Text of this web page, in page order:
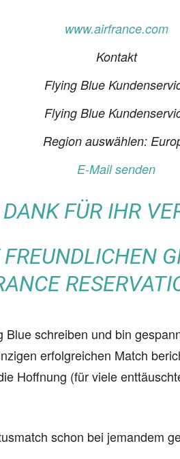
www.airfrance.com
Kontakt
Flying Blue
Flying Blue
Region auswählen:
E-Mail senden
FÜR IHR
Blue schreiben und bin
erfolgreichen Match
Hoffnung (für viele
schon bei jemandem